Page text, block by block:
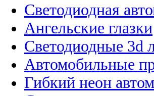
Светодиодная
Ангельские глазки
Светодиодные 3d
Автомобильные
Гибкий неон